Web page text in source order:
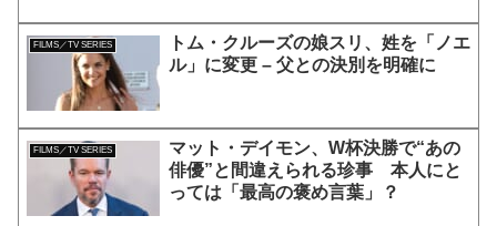
FILMS／TV SERIES
トム・クルーズの娘スリ、姓を「ノエ
ル」に変更 – 父との決別を明確に
FILMS／TV SERIES
マット・デイモン、W杯決勝で“あの
俳優”と間違えられる珍事 本人にと
っては「最高の褒め言葉」？